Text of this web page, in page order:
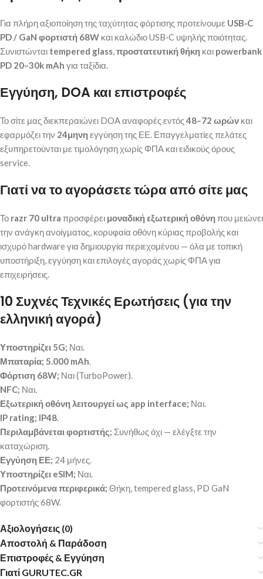
Για πλήρη αξιοποίηση της ταχύτητας φόρτισης προτείνουμε USB‑C
PD / GaN φορτιστή 68W και καλώδιο USB‑C υψηλής ποιότητας.
Συνιστώνται tempered glass,προστατευτική θήκη και powerbank
PD 20–30k mAh για ταξίδια.
Εγγύηση, DOA και επιστροφές
Το σίτε μας διεκπεραιώνει DOA αναφορές εντός48–72 ωρών και
εφαρμόζει την 24μηνηεγγύηση της ΕΕ. Επαγγελματίες πελάτες
εξυπηρετούνται με τιμολόγηση χωρίς ΦΠΑ και ειδικούς όρους
service.
Γιατί να το αγοράσετε τώρα από σίτε μας
Το razr 70 ultra προσφέρει μοναδική εξωτερική οθόνηπου μειώνει
την ανάγκη ανοίγματος, κορυφαία οθόνη κύριας προβολής και
ισχυρό hardware για δημιουργία περιεχομένου — όλα με τοπική
υποστήριξη, εγγύηση και επιλογές αγοράς χωρίς ΦΠΑ για
επιχειρήσεις.
10 Συχνές Τεχνικές Ερωτήσεις (για την
ελληνική αγορά)
Υποστηρίζει 5G; Ναι.
Μπαταρία; 5.000 mAh.
Φόρτιση 68W; Ναι (TurboPower).
NFC; Ναι.
Εξωτερική οθόνη λειτουργεί ως app interface; Ναι.
IP rating; IP48.
Περιλαμβάνεται φορτιστής; Συνήθως όχι — ελέγξτε την
καταχώριση.
Εγγύηση ΕΕ; 24 μήνες.
Υποστηρίζει eSIM; Ναι.
Προτεινόμενα περιφερικά; Θήκη, tempered glass, PD GaN
φορτιστής 68W.
Αξιολογήσεις (0)
Αποστολή & Παράδοση
Επιστροφές & Εγγύηση
Γιατί GURUTEC.GR